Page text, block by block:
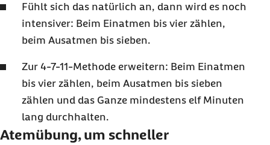
Fühlt sich das natürlich an, dann wird es noch
intensiver: Beim Einatmen bis vier zählen,
beim Ausatmen bis sieben.
Zur 4-7-11-Methode erweitern: Beim Einatmen
bis vier zählen, beim Ausatmen bis sieben
zählen und das Ganze mindestens elf Minuten
lang durchhalten.
Atemübung, um schneller